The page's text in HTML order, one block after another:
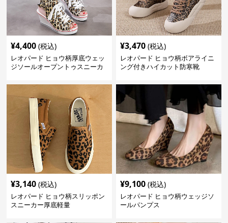
¥4,400 (税込)
レオパード ヒョウ柄厚底ウェッ
ジソールオープントゥスニーカ
¥3,470 (税込)
レオパード ヒョウ柄ボアライニ
ング付きハイカット防寒靴
¥3,140 (税込)
レオパード ヒョウ柄スリッポン
スニーカー厚底軽量
¥9,100 (税込)
レオパード ヒョウ柄ウェッジソ
ールパンプス